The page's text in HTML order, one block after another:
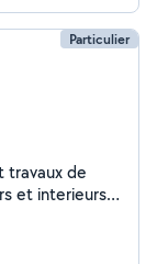
Particulier
travaux de
et interieurs.